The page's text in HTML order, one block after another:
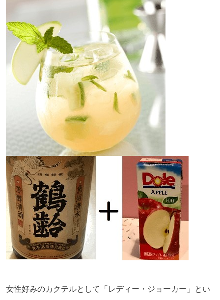
女性好みのカクテルとして「レディー・ジョーカー」とい